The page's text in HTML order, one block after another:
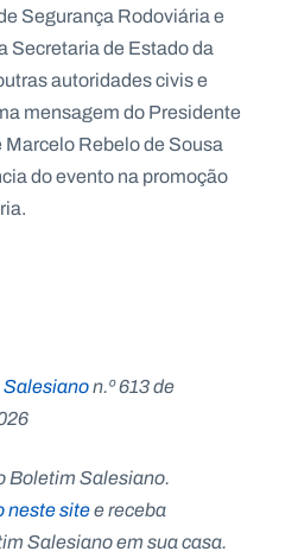
Segurança Rodoviária e
Secretaria de Estado da
autoridades civis e
mensagem do Presidente
Rebelo de Sousa
do evento na promoção
n.º 613 de
Boletim Salesiano.
neste sitee receba
Salesiano em sua casa.